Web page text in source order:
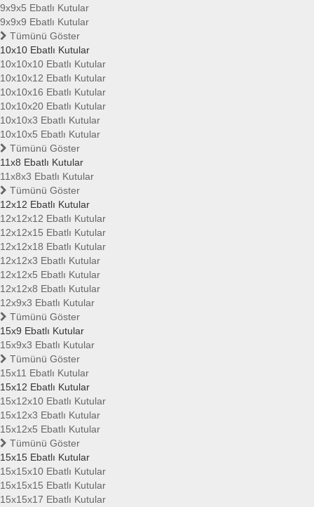
9x9x5 Ebatlı Kutular
9x9x9 Ebatlı Kutular
Tümünü Göster
10x10 Ebatlı Kutular
10x10x10 Ebatlı Kutular
10x10x12 Ebatlı Kutular
10x10x16 Ebatlı Kutular
10x10x20 Ebatlı Kutular
10x10x3 Ebatlı Kutular
10x10x5 Ebatlı Kutular
Tümünü Göster
11x8 Ebatlı Kutular
11x8x3 Ebatlı Kutular
Tümünü Göster
12x12 Ebatlı Kutular
12x12x12 Ebatlı Kutular
12x12x15 Ebatlı Kutular
12x12x18 Ebatlı Kutular
12x12x3 Ebatlı Kutular
12x12x5 Ebatlı Kutular
12x12x8 Ebatlı Kutular
12x9x3 Ebatlı Kutular
Tümünü Göster
15x9 Ebatlı Kutular
15x9x3 Ebatlı Kutular
Tümünü Göster
15x11 Ebatlı Kutular
15x12 Ebatlı Kutular
15x12x10 Ebatlı Kutular
15x12x3 Ebatlı Kutular
15x12x5 Ebatlı Kutular
Tümünü Göster
15x15 Ebatlı Kutular
15x15x10 Ebatlı Kutular
15x15x15 Ebatlı Kutular
15x15x17 Ebatlı Kutular